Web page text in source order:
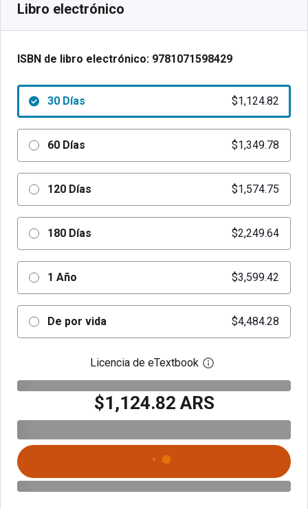
Libro electrónico
ISBN de libro electrónico: 9781071598429
30 Días $1,124.82
60 Días $1,349.78
120 Días $1,574.75
180 Días $2,249.64
1 Año $3,599.42
De por vida $4,484.28
Licencia de eTextbook Abre el cuadro de
$1,124.82 ARS